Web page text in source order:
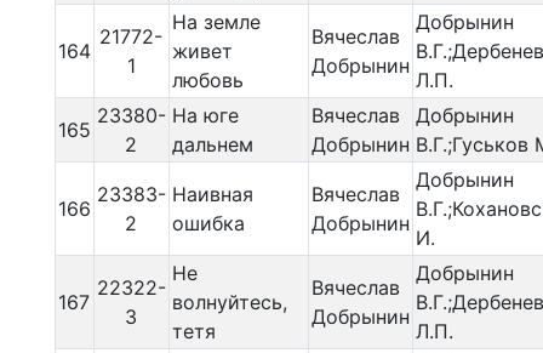
164
21772-
1
На земле
живет
любовь
Вячеслав
Добрынин
Добрынин
В.Г.;Дербенев
Л.П.
165
23380-
2
На юге
дальнем
Вячеслав
Добрынин
Добрынин
В.Г.;Гуськов
166
23383-
2
Наивная
ошибка
Вячеслав
Добрынин
Добрынин
И.
167
22322-
3
Не
волнуйтесь,
тетя
Вячеслав
Добрынин
Добрынин
В.Г.;Дербенев
Л.П.